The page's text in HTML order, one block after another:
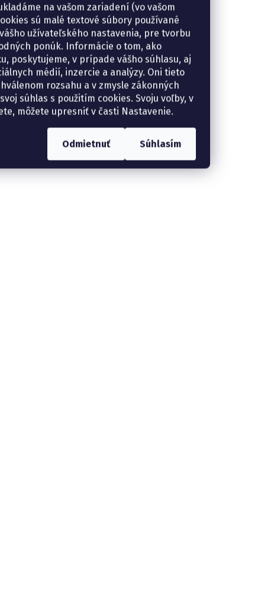
na vašom zariadení (vo vašom
sú malé textové súbory používané
užívateľského nastavenia, pre tvorbu
ponúk. Informácie o tom, ako
poskytujeme, v prípade vášho súhlasu, aj
médií, inzercie a analýzy. Oni tieto
rozsahu a v zmysle zákonných
súhlas s použitím cookies. Svoju voľby, v
môžete upresniť v časti Nastavenie.
Odmietnuť Súhlasím